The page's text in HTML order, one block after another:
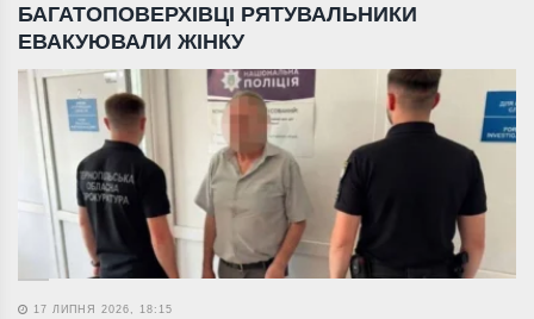
БАГАТОПОВЕРХІВЦІ РЯТУВАЛЬНИКИ
ЕВАКУЮВАЛИ ЖІНКУ
17 ЛИПНЯ 2026, 18:15